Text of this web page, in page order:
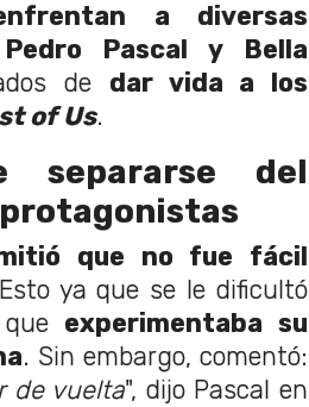
a diversas
Pedro Pascal y Bella
de dar vida a los
of Us.
separarse del
que no fue fácil
ya que se le dificultó
experimentaba su
. Sin embargo, comentó:
de vuelta", dijo Pascal en